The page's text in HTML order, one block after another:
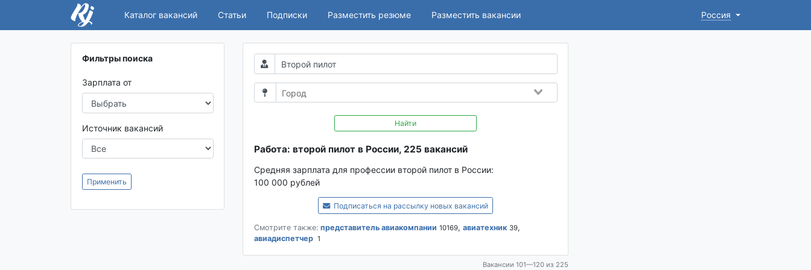
Каталог вакансий Статьи Подписки Разместить резюме Разместить вакансии Россия
Фильтры поиска
Зарплата от
Источник вакансий
Применить
Найти
Работа: второй пилот в России, 225 вакансий
Средняя зарплата для профессии второй пилот в России:
100 000 рублей
Подписаться на рассылку новых вакансий
Смотрите также: представитель авиакомпании 10169, авиатехник 39,
авиадиспетчер 1
Вакансии 101—120 из 225